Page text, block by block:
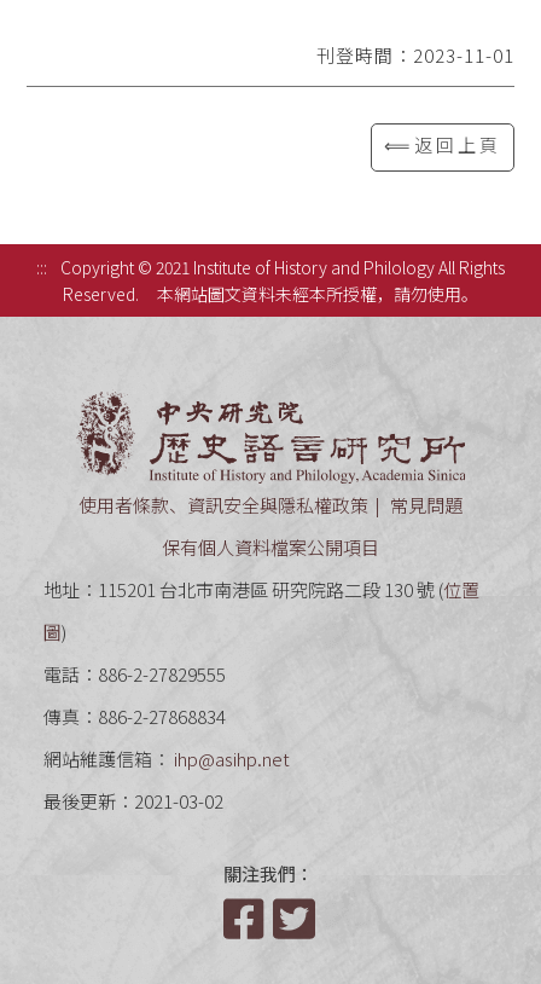
刊登時間：2023-11-01
⟸返回上頁
:::
Copyright © 2021 Institute of History and Philology All Rights
Reserved.
本網站圖文資料未經本所授權，請勿使用。
使用者條款、資訊安全與隱私權政策
常見問題
保有個人資料檔案公開項目
地址：115201 台北市南港區 研究院路二段 130 號 (位置
圖)
電話：886-2-27829555
傳真：886-2-27868834
網站維護信箱： ihp@asihp.net
最後更新：2021-03-02
關注我們：
Facebook